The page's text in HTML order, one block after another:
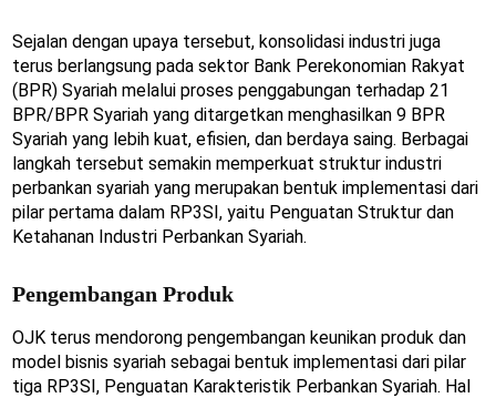
Sejalan dengan upaya tersebut, konsolidasi industri juga
terus berlangsung pada sektor Bank Perekonomian Rakyat
(BPR) Syariah melalui proses penggabungan terhadap 21
BPR/BPR Syariah yang ditargetkan menghasilkan 9 BPR
Syariah yang lebih kuat, efisien, dan berdaya saing. Berbagai
langkah tersebut semakin memperkuat struktur industri
perbankan syariah yang merupakan bentuk implementasi dari
pilar pertama dalam RP3SI, yaitu Penguatan Struktur dan
Ketahanan Industri Perbankan Syariah.
Pengembangan Produk
OJK terus mendorong pengembangan keunikan produk dan
model bisnis syariah sebagai bentuk implementasi dari pilar
tiga RP3SI, Penguatan Karakteristik Perbankan Syariah. Hal